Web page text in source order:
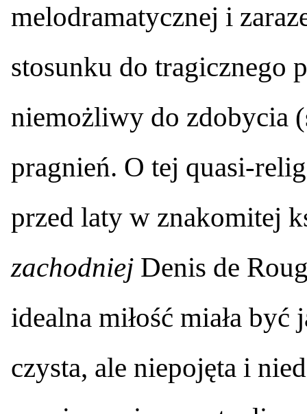
melodramatycznej i
stosunku do tragicznego
niemożliwy do zdobycia
pragnień. O tej quasi-
przed laty w znakomitej
zachodniej Denis de
idealna miłość miała być
czysta, ale niepojęta i